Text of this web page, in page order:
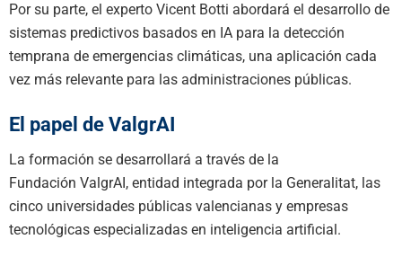
Por su parte, el experto Vicent Botti abordará el desarrollo de
sistemas predictivos basados en IA para la detección
temprana de emergencias climáticas, una aplicación cada
vez más relevante para las administraciones públicas.
El papel de ValgrAI
La formación se desarrollará a través de la
Fundación ValgrAI, entidad integrada por la Generalitat, las
cinco universidades públicas valencianas y empresas
tecnológicas especializadas en inteligencia artificial.